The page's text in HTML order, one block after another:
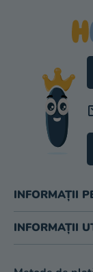
INFORMAȚII
INFORMAȚII